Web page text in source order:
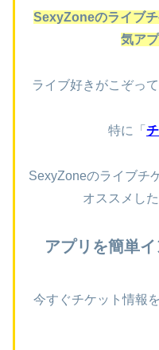
SexyZoneのライブ
気ア
ライブ好きがこぞっ
特に「
SexyZoneのライブチ
オススメし
アプリを簡単
今すぐチケット情報を